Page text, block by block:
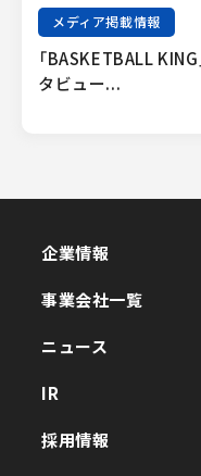
メディア掲載情報
「BASKETBALL
タビュー...
企業情報
事業会社一覧
ニュース
IR
採用情報